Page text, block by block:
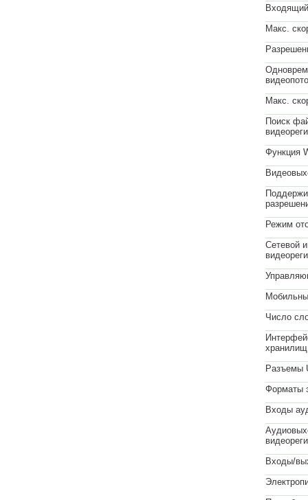
Макс.
Макс.
Поиск
Функция
Режим
Сетевой
Число
Разъемы
Форматы
Входы
Входы/